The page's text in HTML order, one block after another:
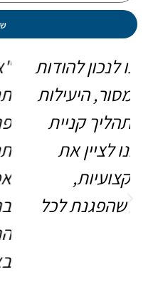
תהליך מוסדר
פנטסיה
תהליך כזה
אמיתים עם כל
בתהליך החל
הנוטריון, רו”ח
באכפתיות רבה